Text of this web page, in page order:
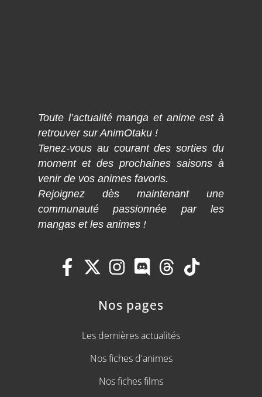
Toute l’actualité manga et anime est à
retrouver sur AnimOtaku !
Tenez-vous au courant des sorties du
moment et des prochaines saisons à
venir de vos animes favoris.
Rejoignez dès maintenant une
communauté passionnée par les
mangas et les animes !
Nos pages
Les dernières actualités
Nos fiches d'animes
Nos fiches films